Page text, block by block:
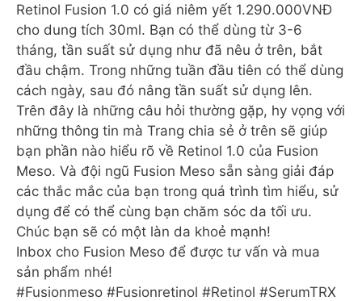
Retinol Fusion 1.0 có giá niêm yết 1.290.000VNĐ
cho dung tích 30ml. Bạn có thể dùng từ 3-6
tháng, tần suất sử dụng như đã nêu ở trên, bắt
đầu chậm. Trong những tuần đầu tiên có thể dùng
cách ngày, sau đó nâng tần suất sử dụng lên.
Trên đây là những câu hỏi thường gặp, hy vọng với
những thông tin mà Trang chia sẻ ở trên sẽ giúp
bạn phần nào hiểu rõ về Retinol 1.0 của Fusion
Meso. Và đội ngũ Fusion Meso sẵn sàng giải đáp
các thắc mắc của bạn trong quá trình tìm hiểu, sử
dụng để có thể cùng bạn chăm sóc da tối ưu.
Chúc bạn sẽ có một làn da khoẻ mạnh!
Inbox cho Fusion Meso để được tư vấn và mua
sản phẩm nhé!
#Fusionmeso #Fusionretinol #Retinol #SerumTRX